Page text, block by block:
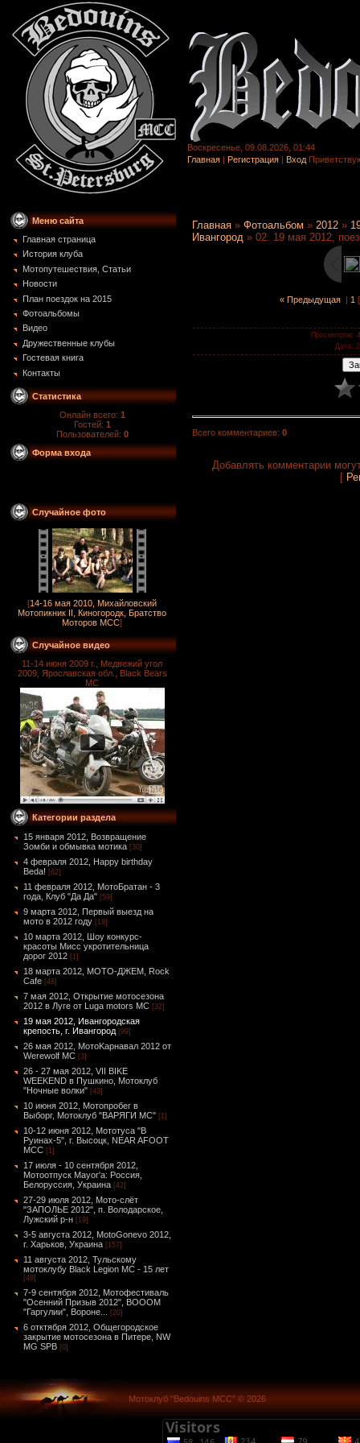
Воскресенье, 09.08.2026, 01:44
Главная | Регистрация | Вход
Меню сайта
Главная страница
История клуба
Мотопутешествия, Статьи
Новости
План поездок на 2015
Фотоальбомы
Видео
Дружественные клубы
Гостевая книга
Контакты
Статистика
Онлайн всего: 1
Гостей: 1
Пользователей: 0
Форма входа
Случайное фото
[14-16 мая 2010, Михайловский
Мотопикник II, Киногородк, Братство
Моторов MCC]
Случайное видео
11-14 июня 2009 г., Медвежий угол
2009, Ярославская обл., Black Bears
MC
Категории раздела
15 января 2012, Возвращение
Зомби и обмывка мотика [30]
4 февраля 2012, Happy birthday
Beda! [62]
11 февраля 2012, МотоБратан - 3
года, Клуб "Да Да" [59]
9 марта 2012, Первый выезд на
мото в 2012 году [18]
10 марта 2012, Шоу конкурс-
красоты Мисс укротительница
дорог 2012 [1]
18 марта 2012, МОТО-ДЖЕМ, Rock
Cafe [48]
7 мая 2012, Открытие мотосезона
2012 в Луге от Luga motors MC [32]
19 мая 2012, Ивангородская
крепость, г. Ивангород [99]
26 мая 2012, МотоKарнавал 2012 от
Werewolf МС [3]
26 - 27 мая 2012, VII BIKE
WEEKEND в Пушкино, Мотоклуб
"Ночные волки" [43]
10 июня 2012, Мотопробег в
Выборг, Мотоклуб "ВАРЯГИ МС" [1]
10-12 июня 2012, Мототуса "В
Руинах-5", г. Высоцк, NEAR AFOOT
MCC [1]
17 июля - 10 сентября 2012,
Мотоотпуск Mayor'а: Россия,
Белоруссия, Украина [42]
27-29 июля 2012, Мото-слёт
"ЗАПОЛЬЕ 2012", п. Володарское,
Лужский р-н [19]
3-5 августа 2012, MotoGonevo 2012,
г. Харьков, Украина [157]
11 августа 2012, Тульскому
мотоклубу Black Legion MC - 15 лет
[48]
7-9 сентября 2012, Мотофестиваль
"Осенний Призыв 2012", ВОООМ
"Гаргулии", Вороне...
[20]
6 отктября 2012, Общегородское
закрытие мотосезона в Питере, NW
MG SPB [0]
Главная » Фотоальбом » 2012 »
Ивангород » 02. 19 мая 2012,
« Предыдущая | 1 [
Просмотров:
Дата:
Всего комментариев: 0
Добавлять комментарии
[
Мотоклуб "Bedouins MCC" © 2026